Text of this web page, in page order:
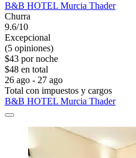
B&B HOTEL Murcia Thader
Churra
9.6/10
Excepcional
(5 opiniones)
$43 por noche
$48 en total
26 ago - 27 ago
Total con impuestos y cargos
B&B HOTEL Murcia Thader